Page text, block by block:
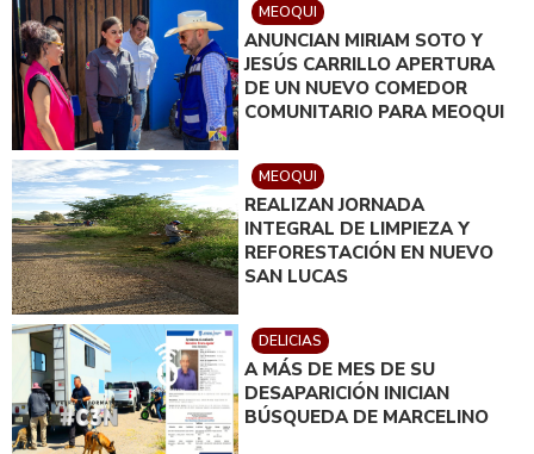
MEOQUI
ANUNCIAN MIRIAM SOTO Y
JESÚS CARRILLO APERTURA
DE UN NUEVO COMEDOR
COMUNITARIO PARA MEOQUI
MEOQUI
REALIZAN JORNADA
INTEGRAL DE LIMPIEZA Y
REFORESTACIÓN EN NUEVO
SAN LUCAS
DELICIAS
A MÁS DE MES DE SU
DESAPARICIÓN INICIAN
BÚSQUEDA DE MARCELINO